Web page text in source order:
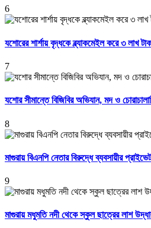
6
যশোরের শার্শায় বৃদ্ধকে ব্ল্যাকমেইল করে ৩ লাখ
7
যশোর সীমান্তে বিজিবির অভিযান, মদ ও
8
মাগুরায় বিএনপি নেতার বিরুদ্ধে ব্যবসায়ীর
9
মাগুরায় মধুমতি নদী থেকে স্কুল ছাত্রের লাশ